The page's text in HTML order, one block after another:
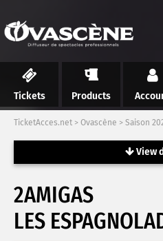
Tickets Products
TicketAcces.net > Ovascène > Saison
View
2AMIGAS
LES